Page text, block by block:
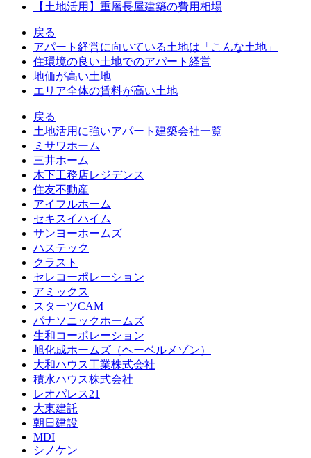
【土地活用】重層長屋建築の費用相場
戻る
アパート経営に向いている土地は「こんな土地」
住環境の良い土地でのアパート経営
地価が高い土地
エリア全体の賃料が高い土地
戻る
土地活用に強いアパート建築会社一覧
ミサワホーム
三井ホーム
木下工務店レジデンス
住友不動産
アイフルホーム
セキスイハイム
サンヨーホームズ
ハステック
クラスト
セレコーポレーション
アミックス
スターツCAM
パナソニックホームズ
生和コーポレーション
旭化成ホームズ（ヘーベルメゾン）
大和ハウス工業株式会社
積水ハウス株式会社
レオパレス21
大東建託
朝日建設
MDI
シノケン